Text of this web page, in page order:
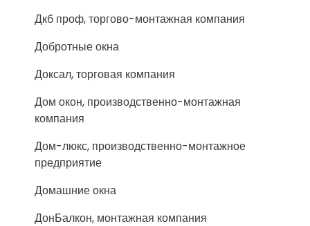
Дкб проф, торгово-монтажная компания
Добротные окна
Доксал, торговая компания
Дом окон, производственно-монтажная
компания
Дом-люкс, производственно-монтажное
предприятие
Домашние окна
ДонБалкон, монтажная компания